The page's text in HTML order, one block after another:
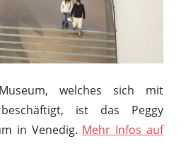
welches sich mit
ist das Peggy
in Venedig. Mehr Infos auf